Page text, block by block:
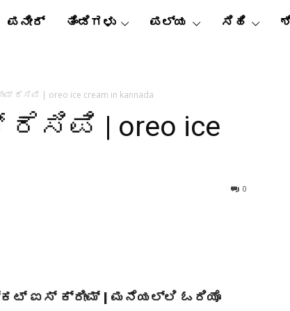
ಪನೀರ್ ತಿಂಡಿಗಳು ಪಲ್ಯ ಸಿಹಿ
ರೆಸಿಪಿ | oreo ice cream in kannada
| oreo ice
0
ಐಸ್ ಕ್ರೀಮ್ | ಮನೆಯಲ್ಲಿ ಓರಿಯೊ